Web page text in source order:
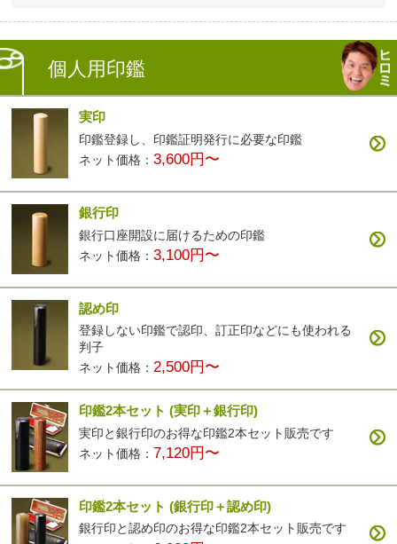
個人用印鑑
実印
印鑑登録し、印鑑証明発行に必要な印鑑
ネット価格：3,600円〜
銀行印
銀行口座開設に届けるための印鑑
ネット価格：3,100円〜
認め印
登録しない印鑑で認印、訂正印などにも使われる
判子
ネット価格：2,500円〜
印鑑2本セット(実印＋銀行印)
実印と銀行印のお得な印鑑2本セット販売です
ネット価格： 7,120円〜
印鑑2本セット(銀行印＋認め印)
銀行印と認め印のお得な印鑑2本セット販売です